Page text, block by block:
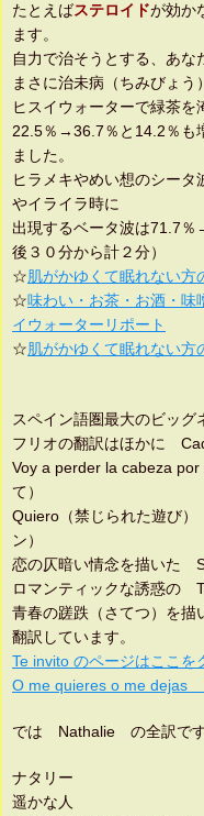
たとえばステロイドが効か
ます。
自力で治そうとする、あな
まさに治未病（ちみびょう
ヒスイウォーターで緑茶を
22.5％→36.7％と14.2％も
ました。
ヒラメキやめい想のシー
やイライラ時に
出現するベータ波は71.7
後３０分から計２分）
☆肌がかゆくて眠れない方
☆味わい・お茶・お酒・味
イウォーターリポート
☆肌がかゆくて眠れない方
スペイン語圏最大のビッグ
フリオの翻訳はほかに
Voy a perder la cabeza
て）
Quiero（禁じられた遊び
ン）
恋の仄暗い情念を描いた
ロマンティックな誘惑の
青春の蹉跌（さてつ）を
翻訳しています。
Te invito のページはここを
O me quieres o me dejas
では Nathalie の全訳で
ナタリー
遥かな人